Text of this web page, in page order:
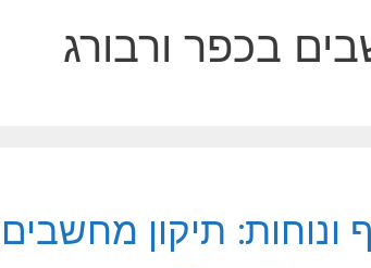
בכפר ורבורג
ונוחות: תיקון מחשבים